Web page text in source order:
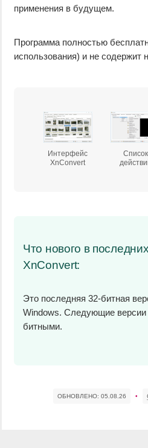
применения в будущем.
Программа полностью
использования) и не содержит
Интерфейс
XnConvert
Список
Что нового в
XnConvert:
Это последняя 32-битная
Windows. Следующие версии
битными.
ОБНОВЛЕНО: 05.08.26 •